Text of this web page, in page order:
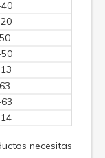
necesitas